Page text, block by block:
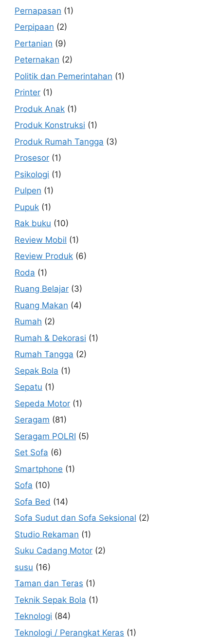
Pernapasan (1)
Perpipaan (2)
Pertanian (9)
Peternakan (2)
Politik dan Pemerintahan (1)
Printer (1)
Produk Anak (1)
Produk Konstruksi (1)
Produk Rumah Tangga (3)
Prosesor (1)
Psikologi (1)
Pulpen (1)
Pupuk (1)
Rak buku (10)
Review Mobil (1)
Review Produk (6)
Roda (1)
Ruang Belajar (3)
Ruang Makan (4)
Rumah (2)
Rumah & Dekorasi (1)
Rumah Tangga (2)
Sepak Bola (1)
Sepatu (1)
Sepeda Motor (1)
Seragam (81)
Seragam POLRI (5)
Set Sofa (6)
Smartphone (1)
Sofa (10)
Sofa Bed (14)
Sofa Sudut dan Sofa Seksional (2)
Studio Rekaman (1)
Suku Cadang Motor (2)
susu (16)
Taman dan Teras (1)
Teknik Sepak Bola (1)
Teknologi (84)
Teknologi / Perangkat Keras (1)